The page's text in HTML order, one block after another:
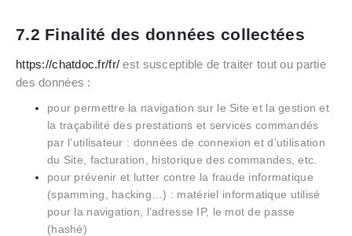
7.2 Finalité des données collectées
https://chatdoc.fr/fr/ est susceptible de traiter tout ou partie
des données :
pour permettre la navigation sur le Site et la gestion et
la traçabilité des prestations et services commandés
par l’utilisateur : données de connexion et d’utilisation
du Site, facturation, historique des commandes, etc.
pour prévenir et lutter contre la fraude informatique
(spamming, hacking…) : matériel informatique utilisé
pour la navigation, l’adresse IP, le mot de passe
(hashé)